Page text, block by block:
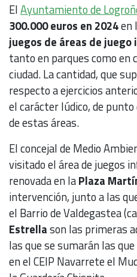
ElAyuntamiento de
300.000 euros en 2024en
juegos de áreas de
tanto en parques como en
ciudad. La cantidad, que
respecto a ejercicios
el carácter lúdico, de
de estas áreas.
El concejal de Medio
visitado el área de juegos
renovada en laPlaza
intervención, junto a las
el Barrio de Valdegastea
Estrellason las primeras
las que se sumarán las
en el CEIP Navarrete el